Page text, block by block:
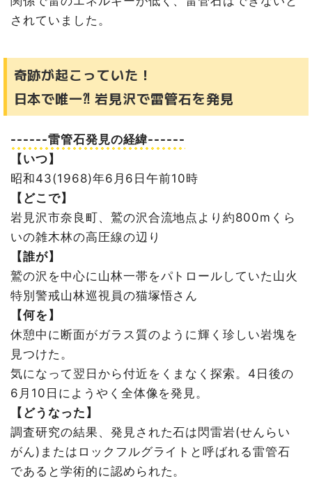
されていました。
奇跡が起こっていた！
日本で唯一⁈ 岩見沢で雷管石を発見
------雷管石発見の経緯------
【いつ】
昭和43(1968)年6月6日午前10時
【どこで】
岩見沢市奈良町、鷲の沢合流地点より約800mくら
いの雑木林の高圧線の辺り
【誰が】
鷲の沢を中心に山林一帯をパトロールしていた山火
特別警戒山林巡視員の猫塚悟さん
【何を】
休憩中に断面がガラス質のように輝く珍しい岩塊を
見つけた。
気になって翌日から付近をくまなく探索。4日後の
6月10日にようやく全体像を発見。
【どうなった】
調査研究の結果、発見された石は閃雷岩(せんらい
がん)またはロックフルグライトと呼ばれる雷管石
であると学術的に認められた。